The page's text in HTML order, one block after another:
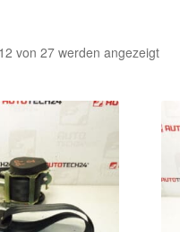
von 27 werden angezeigtNach